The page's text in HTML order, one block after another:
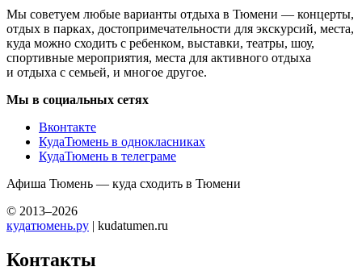
Мы советуем любые варианты отдыха в Тюмени — концерты,
отдых в парках, достопримечательности для экскурсий, места,
куда можно сходить с ребенком, выставки, театры, шоу,
спортивные мероприятия, места для активного отдыха
и отдыха с семьей, и многое другое.
Мы в социальных сетях
Вконтакте
КудаТюмень в однокласниках
КудаТюмень в телеграме
Афиша Тюмень — куда сходить в Тюмени
© 2013–2026
кудатюмень.ру | kudatumen.ru
Контакты